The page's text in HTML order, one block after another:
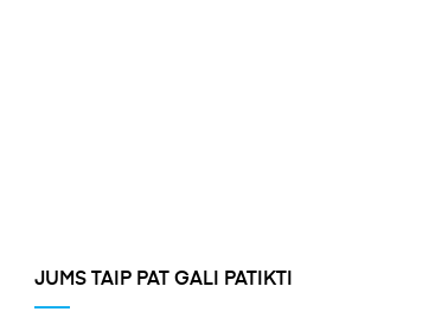
JUMS TAIP PAT GALI PATIKTI